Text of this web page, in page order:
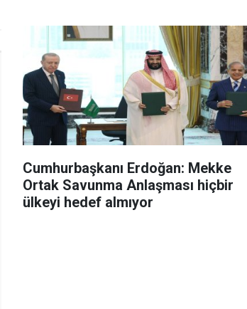
Cumhurbaşkanı Erdoğan: Mekke
Ortak Savunma Anlaşması hiçbir
ülkeyi hedef almıyor